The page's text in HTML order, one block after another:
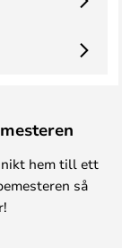
hem till ett
så